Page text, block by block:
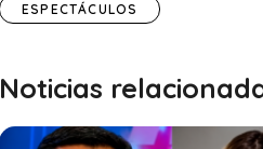
ESPECTÁCULOS
Noticias